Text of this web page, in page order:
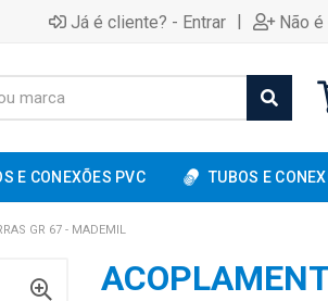
Já é cliente? - Entrar | Não
E CONEXÕES PVC TUBOS E
GR 67 - MADEMIL